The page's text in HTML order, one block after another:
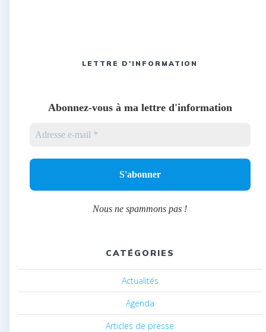
LETTRE D'INFORMATION
Abonnez-vous à ma lettre d'information
Nous ne spammons pas !
CATÉGORIES
Actualités
Agenda
Articles de presse